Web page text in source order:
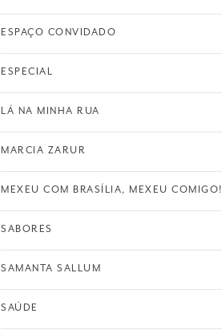
ESPAÇO CONVIDADO
ESPECIAL
LÁ NA MINHA RUA
MARCIA ZARUR
MEXEU COM BRASÍLIA, MEXEU COMIGO!
SABORES
SAMANTA SALLUM
SAÚDE